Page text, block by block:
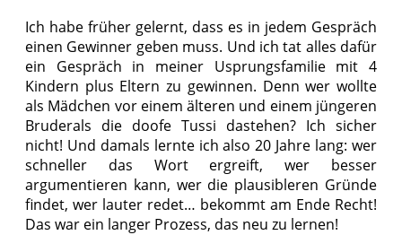
Ich habe früher gelernt, dass es in jedem Gespräch
einen Gewinner geben muss. Und ich tat alles dafür
ein Gespräch in meiner Usprungsfamilie mit 4
Kindern plus Eltern zu gewinnen. Denn wer wollte
als Mädchen vor einem älteren und einem jüngeren
Bruderals die doofe Tussi dastehen? Ich sicher
nicht! Und damals lernte ich also 20 Jahre lang: wer
schneller das Wort ergreift, wer besser
argumentieren kann, wer die plausibleren Gründe
findet, wer lauter redet… bekommt am Ende Recht!
Das war ein langer Prozess, das neu zu lernen!